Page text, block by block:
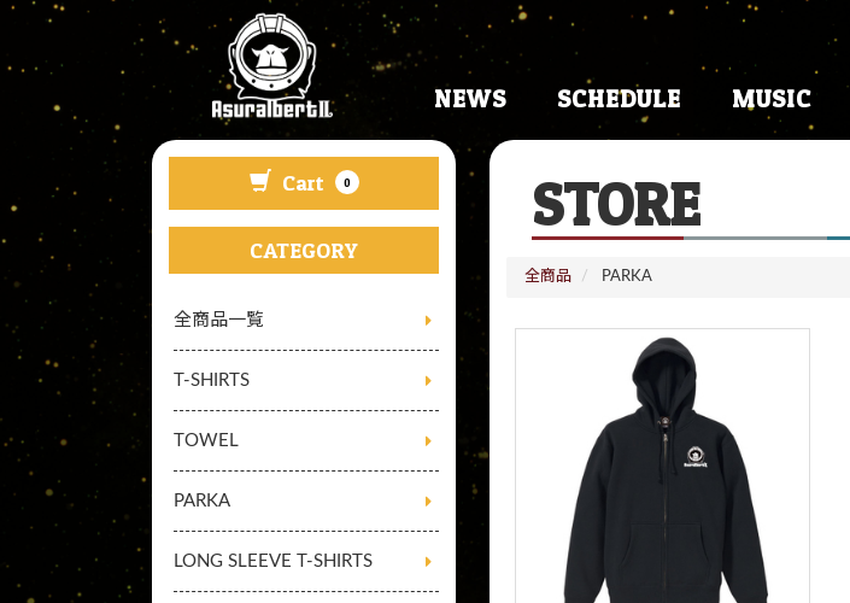
NEWS SCHEDULE MUSIC
Cart 0
CATEGORY
全商品一覧
T-SHIRTS
TOWEL
PARKA
LONG SLEEVE T-SHIRTS
STORE
全商品 PARKA